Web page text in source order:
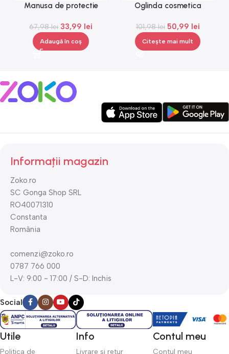
Manusa de protectie
67,98lei 33,99 lei
Adaugă în coș
Oglinda cosmetica
senzor de atingere,Gonga®
101,98lei 50,99 lei
Citește mai mult
Informații magazin
Zoko.ro
SC Gonga Shop SRL
RO40071310
Constanta
România
comenzi@zoko.ro
0787 766 000
L-V: 9:00 - 17:00 / S-D: Inchis
Social
Utile
Politica de
Info
Livrare si retur
Contul meu
Contul meu